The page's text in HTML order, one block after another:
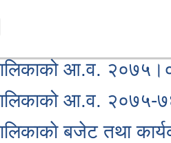
आ‍.व.
आ‍.व. २०७५-
बजेट तथा